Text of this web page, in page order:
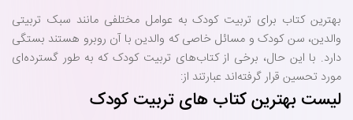
بهترین کتاب برای تربیت کودک به عوامل مختلفی مانند سبک تربیتی
والدین، سن کودک و مسائل خاصی که والدین با آن روبرو هستند بستگی
دارد. با این حال، برخی از کتاب‌های تربیت کودک که به طور گسترده‌ای
مورد تحسین قرار گرفته‌اند عبارتند از:
لیست بهترین کتاب های تربیت کودک